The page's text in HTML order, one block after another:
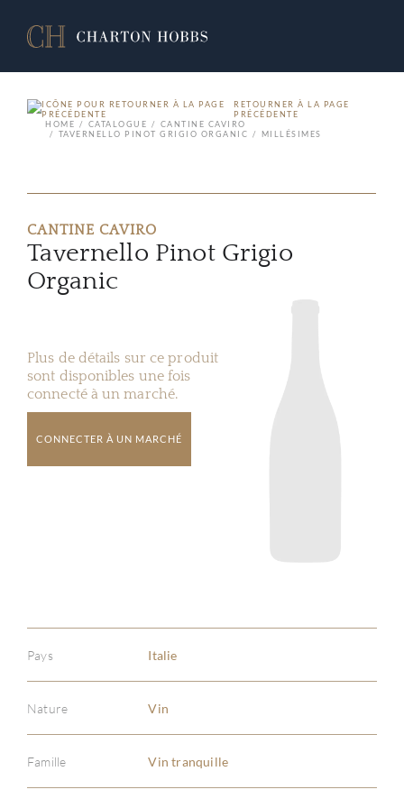
RETOURNER À LA PAGE
PRÉCÉDENTE
HOME
CATALOGUE
CANTINE CAVIRO
TAVERNELLO PINOT GRIGIO ORGANIC
MILLÉSIMES
CANTINE CAVIRO
Tavernello Pinot Grigio
Organic
Plus de détails sur ce produit
sont disponibles une fois
connecté à un marché.
CONNECTER À UN MARCHÉ
Pays Italie
Nature Vin
Famille Vin tranquille